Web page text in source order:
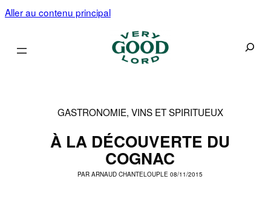
Aller au contenu principal
GASTRONOMIE, VINS ET SPIRITUEUX
À LA DÉCOUVERTE DU
COGNAC
PARARNAUD CHANTELOUPLE 08/11/2015